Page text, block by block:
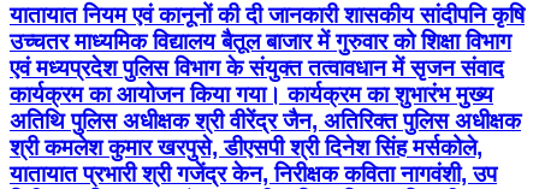
यातायात नियम एवं कानूनों की दी जानकारी शासकीय सांदीपनि कृषि
उच्चतर माध्यमिक विद्यालय बैतूल बाजार में गुरुवार को शिक्षा विभाग
एवं मध्यप्रदेश पुलिस विभाग के संयुक्त तत्वावधान में सृजन संवाद
कार्यक्रम का आयोजन किया गया। कार्यक्रम का शुभारंभ मुख्य
अतिथि पुलिस अधीक्षक श्री वीरेंद्र जैन, अतिरिक्त पुलिस अधीक्षक
श्री कमलेश कुमार खरपुसे, डीएसपी श्री दिनेश सिंह मर्सकोले,
यातायात प्रभारी श्री गजेंद्र केन, निरीक्षक कविता नागवंशी, उप